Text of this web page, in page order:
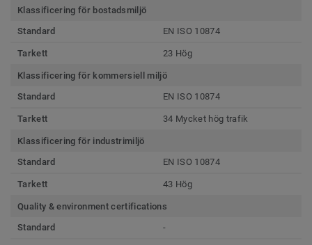
Klassificering för bostadsmiljö
Standard
EN ISO 10874
Tarkett 23 Hög
Klassificering för kommersiell miljö
Standard
EN ISO 10874
Tarkett 34 Mycket hög trafik
Klassificering för industrimiljö
Standard
EN ISO 10874
Tarkett 43 Hög
Quality & environment certifications
Standard
-